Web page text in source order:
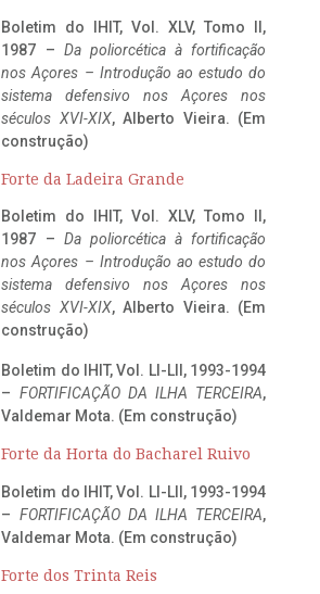
Boletim do IHIT, Vol. XLV, Tomo II,
1987 – Da poliorcética à fortificação
nos Açores – Introdução ao estudo do
sistema defensivo nos Açores nos
séculos XVI-XIX, Alberto Vieira. (Em
construção)
Forte da Ladeira Grande
Boletim do IHIT, Vol. XLV, Tomo II,
1987 – Da poliorcética à fortificação
nos Açores – Introdução ao estudo do
sistema defensivo nos Açores nos
séculos XVI-XIX, Alberto Vieira. (Em
construção)
Boletim do IHIT, Vol. LI-LII, 1993-1994
– FORTIFICAÇÃO DA ILHA TERCEIRA,
Valdemar Mota. (Em construção)
Forte da Horta do Bacharel Ruivo
Boletim do IHIT, Vol. LI-LII, 1993-1994
– FORTIFICAÇÃO DA ILHA TERCEIRA,
Valdemar Mota. (Em construção)
Forte dos Trinta Reis